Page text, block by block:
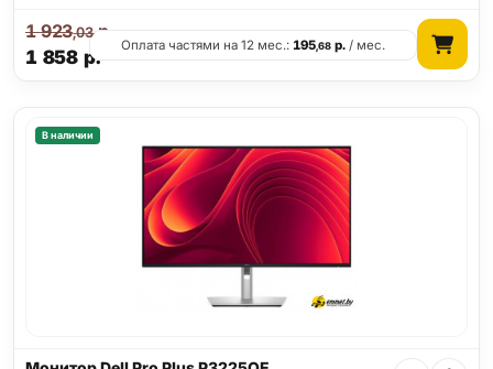
1 858 р.
1 923,03р.
Оплата частями на 12 мес.:195,68 р. / мес.
В наличии